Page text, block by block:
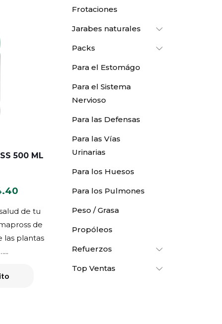
500 ML
actual
es:
S/ 54.40.
de tu
de
las plantas
Frotaciones
Jarabes naturales
Packs
Para el Estomágo
Para el Sistema
Nervioso
Para las Defensas
Para las Vías
Urinarias
Para los Huesos
Para los Pulmones
Peso / Grasa
Propóleos
Refuerzos
Top Ventas